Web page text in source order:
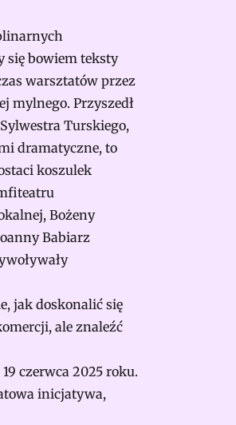
się bowiem teksty
warsztatów przez
mylnego. Przyszedł
Turskiego,
dramatyczne, to
koszulek
Bożeny
Babiarz
jak doskonalić się
ale znaleźć
czerwca 2025 roku.
inicjatywa,